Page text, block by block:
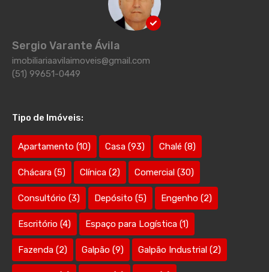
Sergio Varante Ávila
imobiliariaavilaimoveis@gmail.com
(51) 99651-0449
Tipo de Imóveis:
Apartamento (10) Casa (93) Chalé (8)
Chácara (5) Clínica (2) Comercial (30)
Consultório (3) Depósito (5) Engenho (2)
Escritório (4) Espaço para Logística (1)
Fazenda (2) Galpão (9) Galpão Industrial (2)